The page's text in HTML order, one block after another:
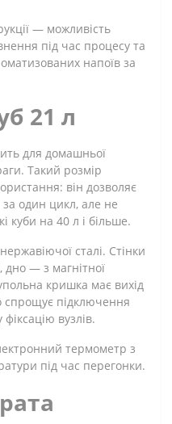
— можливість
під час процесу та
напоїв за
21 л
для домашньої
Такий розмір
він дозволяє
один цикл, але не
куби на 40 л і більше.
сталі. Стінки
дно — з магнітної
кришка має вихід
спрощує підключення
вузлів.
термометр з
під час перегонки.